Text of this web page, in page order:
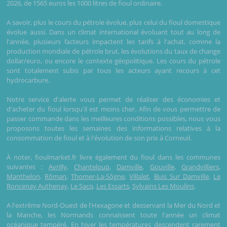
2026, de 1565 euros les 1000 litres de fioul ordinaire.
A savoir, plus le cours du pétrole évolue, plus celui du fioul domestique
évolue aussi. Dans un climat international évoluant tout au long de
l'année, plusieurs facteurs impactent les tarifs à l'achat, comme la
production mondiale de pétrole brut, les évolutions du taux de change
dollar/euro, ou encore le contexte géopolitique. Les cours du pétrole
sont totalement subis par tous les acteurs ayant recours à cet
hydrocarbure.
Notre service d'alerte vous permet de réaliser des économies et
d'acheter du fioul lorsqu'il est moins cher. Afin de vous permettre de
passer commande dans les meilleures conditions possibles, nous vous
proposons toutes les semaines des informations relatives à la
consommation de fioul et à l'évolution de son prix à Corneuil.
À noter, fioulmarket.fr livre également du fioul dans les communes
suivantes : Avrilly, Chanteloup, Damville, Gouville, Grandvilliers,
Manthelon, Rôman,Thomer-La-Sôgne,Villalet, Buis Sur Damville, Le
Roncenay Authenay, Le Sacq, Les Essarts, Sylvains Les Moulins.
A l'extrême Nord-Ouest de l'Hexagone et desservant la Mer du Nord et
la Manche, les Normands connaissent toute l'année un climat
océanique tempéré. En hiver les températures descendent rarement